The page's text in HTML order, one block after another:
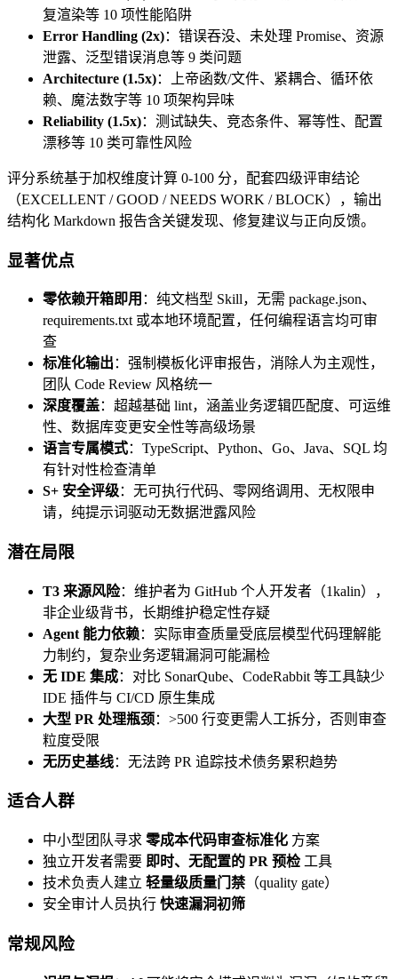
复渲染等 10 项性能陷阱
Error Handling (2x)：错误吞没、未处理 Promise、资源
泄露、泛型错误消息等 9 类问题
Architecture (1.5x)：上帝函数/文件、紧耦合、循环依
赖、魔法数字等 10 项架构异味
Reliability (1.5x)：测试缺失、竞态条件、幂等性、配置
漂移等 10 类可靠性风险
评分系统基于加权维度计算 0-100 分，配套四级评审结论
（EXCELLENT / GOOD / NEEDS WORK / BLOCK），输出
结构化 Markdown 报告含关键发现、修复建议与正向反馈。
显著优点
零依赖开箱即用 ：纯文档型 Skill，无需 package.json、
requirements.txt 或本地环境配置，任何编程语言均可审
查
标准化输出 ：强制模板化评审报告，消除人为主观性，
团队 Code Review 风格统一
深度覆盖：超越基础 lint，涵盖业务逻辑匹配度、可运维
性、数据库变更安全性等高级场景
语言专属模式：TypeScript、Python、Go、Java、SQL 均
有针对性检查清单
S+ 安全评级：无可执行代码、零网络调用、无权限申
请，纯提示词驱动无数据泄露风险
潜在局限
T3 来源风险：维护者为 GitHub 个人开发者（1kalin），
非企业级背书，长期维护稳定性存疑
Agent 能力依赖：实际审查质量受底层模型代码理解能
力制约，复杂业务逻辑漏洞可能漏检
无 IDE 集成：对比 SonarQube、CodeRabbit 等工具缺少
IDE 插件与 CI/CD 原生集成
大型 PR 处理瓶颈：>500 行变更需人工拆分，否则审查
粒度受限
无历史基线：无法跨 PR 追踪技术债务累积趋势
适合人群
中小型团队寻求 零成本代码审查标准化 方案
独立开发者需要 即时、无配置的 PR 预检 工具
技术负责人建立 轻量级质量门禁 （quality gate）
安全审计人员执行 快速漏洞初筛
常规风险